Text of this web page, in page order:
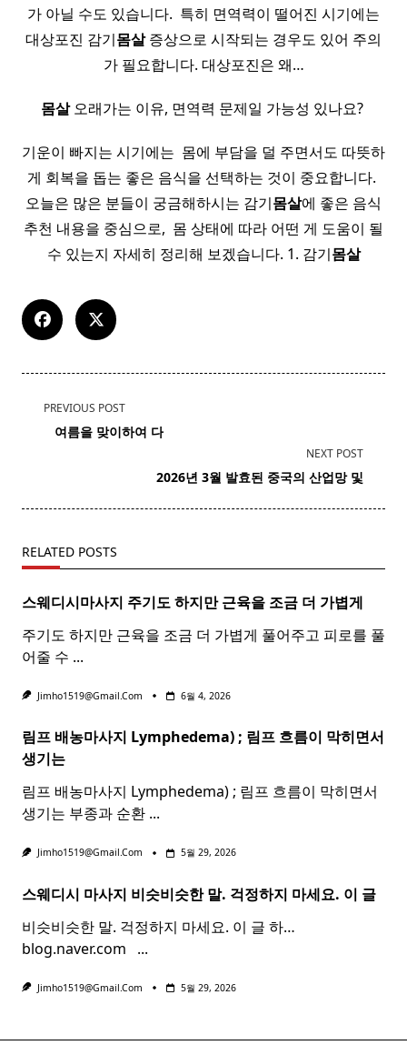
가 아닐 수도 있습니다. ​ 특히 면역력이 떨어진 시기에는
대상포진 감기몸살증상으로 시작되는 경우도 있어 주의
가 필요합니다. 대상포진은 왜…
몸살오래가는 이유, 면역력 문제일 가능성 있나요? ​
기운이 빠지는 시기에는 ​ 몸에 부담을 덜 주면서도 따뜻하
게 회복을 돕는 좋은 음식을 선택하는 것이 중요합니다. ​
오늘은 많은 분들이 궁금해하시는 감기몸살에 좋은 음식
추천 내용을 중심으로, ​ 몸 상태에 따라 어떤 게 도움이 될
수 있는지 자세히 정리해 보겠습니다. 1. 감기몸살
<span
class="nav-
text">Page</span>
PREVIOUS POST
​ ​ ​ 여름을 맞이하여 다
NEXT POST
2026년 3월 발효된 중국의 산업망 및
RELATED POSTS
스웨디시마사지 주기도 하지만 근육을 조금 더 가볍게
주기도 하지만 근육을 조금 더 가볍게 풀어주고 피로를 풀
어줄 수 ...
Jimho1519@gmail.com 6월 4, 2026
림프 배농마사지 Lymphedema) ; 림프 흐름이 막히면서
생기는
림프 배농마사지 Lymphedema) ; 림프 흐름이 막히면서
생기는 부종과 순환 ...
Jimho1519@gmail.com 5월 29, 2026
스웨디시 마사지 비슷비슷한 말. 걱정하지 마세요. 이 글
비슷비슷한 말. 걱정하지 마세요. 이 글 하…
blog.naver.com ​ ​
...
Jimho1519@gmail.com 5월 29, 2026